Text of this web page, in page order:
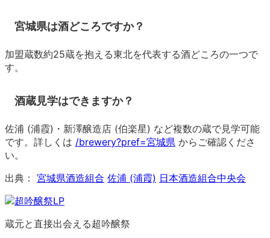
宮城県は酒どころですか？
加盟蔵数約25蔵を抱える東北を代表する酒どころの一つで
す。
酒蔵見学はできますか？
佐浦 (浦霞)・新澤醸造店 (伯楽星) など複数の蔵で見学可能
です。詳しくは /brewery?pref=宮城県 からご確認くださ
い。
出典： 宮城県酒造組合 佐浦 (浦霞) 日本酒造組合中央会
蔵元と直接出会える超吟醸祭